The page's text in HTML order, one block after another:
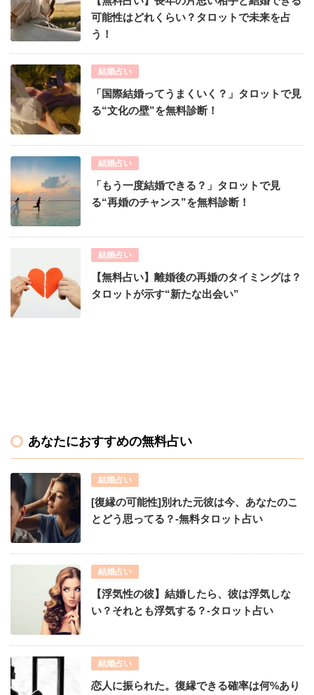
可能性はどれくらい？タロットで未来を占
う！
結婚占い
「国際結婚ってうまくいく？」タロットで見
る“文化の壁”を無料診断！
結婚占い
「もう一度結婚できる？」タロットで見
る“再婚のチャンス”を無料診断！
結婚占い
【無料占い】離婚後の再婚のタイミングは？
タロットが示す“新たな出会い”
あなたにおすすめの無料占い
結婚占い
[復縁の可能性]別れた元彼は今、あなたのこ
とどう思ってる？-無料タロット占い
結婚占い
【浮気性の彼】結婚したら、彼は浮気しな
い？それとも浮気する？-タロット占い
結婚占い
恋人に振られた。復縁できる確率は何%あり